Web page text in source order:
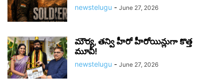
newstelugu - June 27, 2026
మౌర్య‌, త‌న్వి హీరో హీరోయిన్లుగా కొత్త
మూవీ!
newstelugu - June 27, 2026